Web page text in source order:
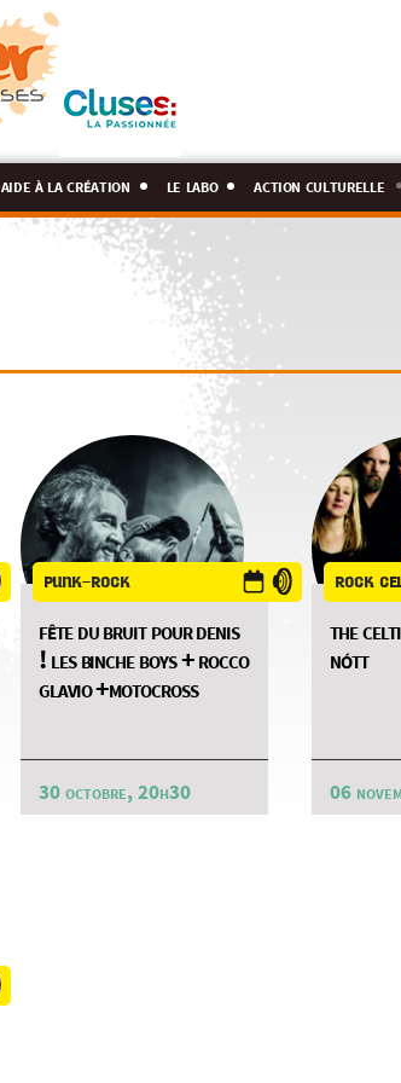
aide à la création le labo action culturelle
punk-rock
fête du bruit pour denis
! les binche boys + rocco
glavio +motocross
30 octobre, 20h30
rock
the
nótt
06